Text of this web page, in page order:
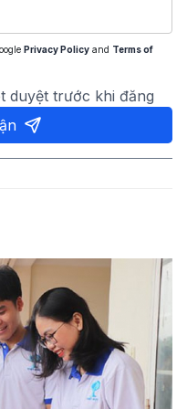
Privacy Policy and Terms of
duyệt trước khi đăng